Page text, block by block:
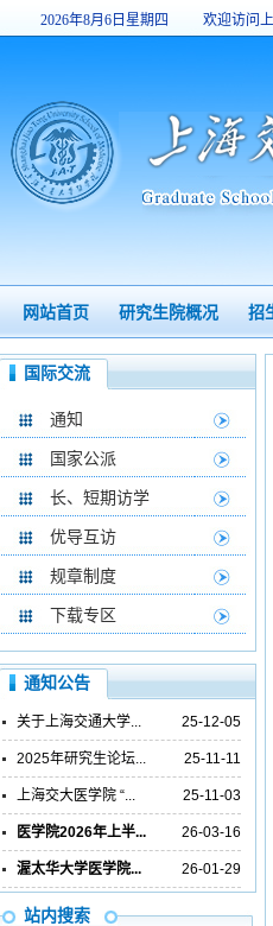
网站首页 研究生院概况 招
2026年8月6日星期四
2:27:11
欢迎访问
国际交流
通知
国家公派
长、短期访学
优导互访
规章制度
下载专区
通知公告
关于上海交通大学... 25-12-05
2025年研究生论坛... 25-11-11
上海交大医学院 “... 25-11-03
医学院2026年上半... 26-03-16
渥太华大学医学院... 26-01-29
站内搜索